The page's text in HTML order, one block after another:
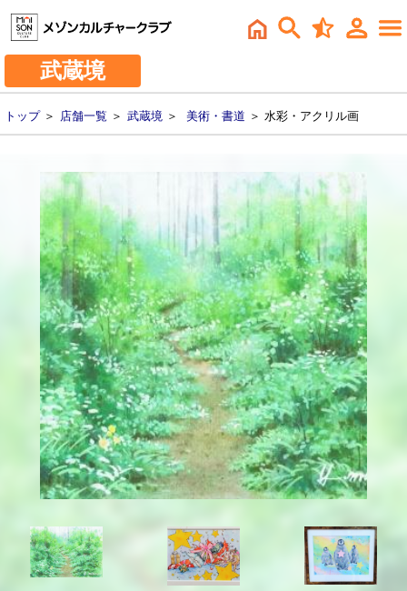
武蔵境
トップ＞ 店舗一覧 ＞ 武蔵境 ＞ 美術・書道 ＞ 水彩・アクリル画